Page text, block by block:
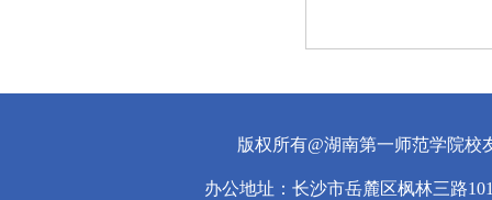
版权所有@湖南第一师范学院
办公地址：长沙市岳麓区枫林三路